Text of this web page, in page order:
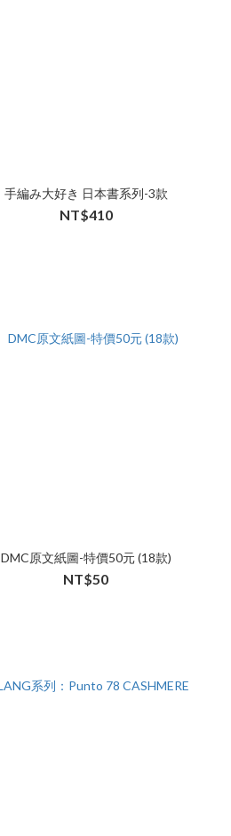
手編み大好き 日本書系列-3款
NT$410
DMC原文紙圖-特價50元 (18款)
NT$50